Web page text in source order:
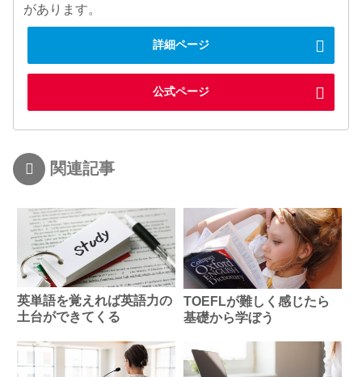
があります。
詳細ページ
公式ページ
関連記事
英単語を覚えれば英語力の
土台ができてくる
TOEFLが難しく感じたら
基礎から学ぼう